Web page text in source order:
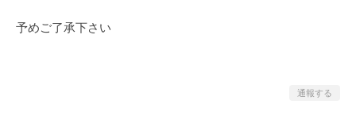
予めご了承下さい
通報する